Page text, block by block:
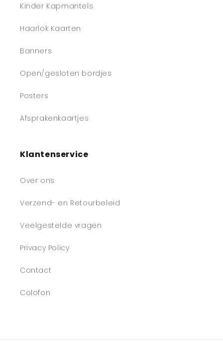
Kinder Kapmantels
Haarlok Kaarten
Banners
Open/gesloten bordjes
Posters
Afsprakenkaartjes
Klantenservice
Over ons
Verzend- en Retourbeleid
Veelgestelde vragen
Privacy Policy
Contact
Colofon